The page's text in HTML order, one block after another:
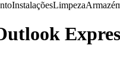
InstalaçõesLimpeza